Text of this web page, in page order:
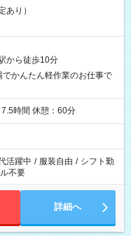
あり）
から徒歩10分
かんたん軽作業のお仕事で
7.5時間 休憩：60分
活躍中 / 服装自由 / シフト勤
不要
詳細へ